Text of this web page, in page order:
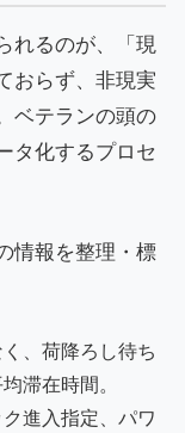
れるのが、「現
おらず、非現実
ベテランの頭の
タ化するプロセ
情報を整理・標
、荷降ろし待ち
滞在時間。
進入指定、パワ